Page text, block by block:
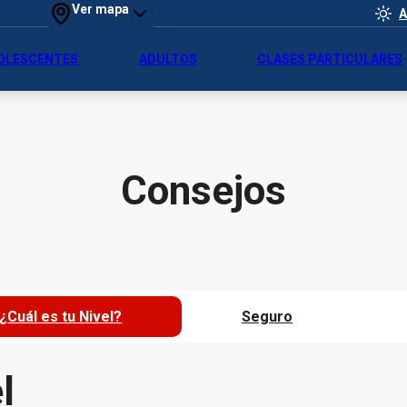
Ver mapa
ADULTOS CLASES PARTICULARES
Consejos
¿Cuál es tu Nivel? Seguro